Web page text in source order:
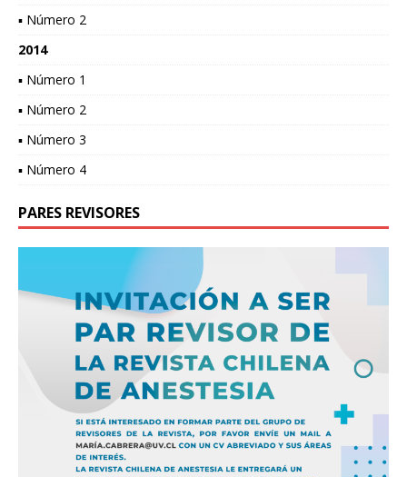
▪ Número 2
2014
▪ Número 1
▪ Número 2
▪ Número 3
▪ Número 4
PARES REVISORES